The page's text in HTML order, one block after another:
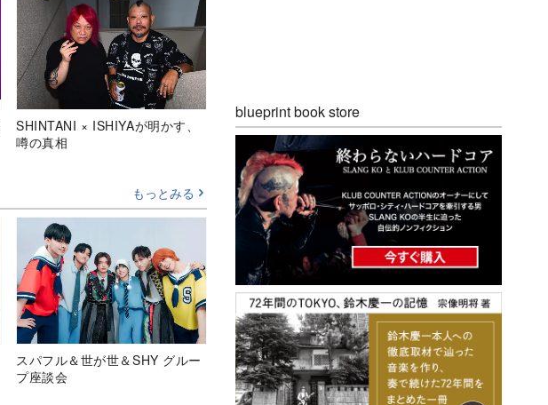
SHINTANI × ISHIYAが明かす、
噂の真相
もっとみる
スパフル＆世が世＆SHY グルー
プ座談会
blueprint book store